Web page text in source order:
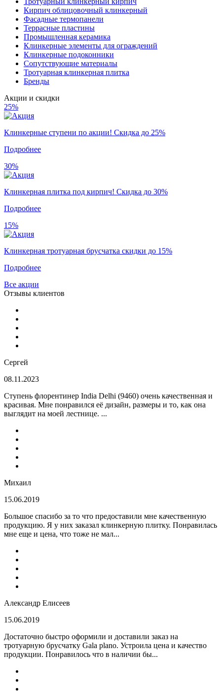
Кирпич облицовочный клинкерный
Фасадные термопанели
Террасные пластины
Промышленная керамика
Клинкерные элементы для ограждений
Клинкерные подоконники
Сопутствующие материалы
Тротуарная клинкерная плитка
Бренды
Акции и скидки
25%
Клинкерные ступени по акции! Скидка до 25%
Подробнее
30%
Клинкерная плитка под кирпич! Скидка до 30%
Подробнее
15%
Клинкерная тротуарная брусчатка скидки до 15%
Подробнее
Все акции
Отзывы клиентов
Сергей
08.11.2023
Ступень флорентинер India Delhi (9460) очень качественная и
красивая. Мне понравился её дизайн, размеры и то, как она
выглядит на моей лестнице. ...
Михаил
15.06.2019
Большое спасибо за то что предоставили мне качественную
продукцию. Я у них заказал клинкерную плитку. Понравилась
мне еще и цена, что тоже не мал...
Александр Елисеев
15.06.2019
Достаточно быстро оформили и доставили заказ на
тротуарную брусчатку Gala plano. Устроила цена и качество
продукции. Понравилось что в наличии бы...